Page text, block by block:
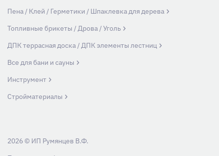
Пена / Клей / Герметики / Шпаклевка для дерева
Топливные брикеты / Дрова / Уголь
ДПК террасная доска / ДПК элементы лестниц
Все для бани и сауны
Инструмент
Стройматериалы
2026 © ИП Румянцев В.Ф.